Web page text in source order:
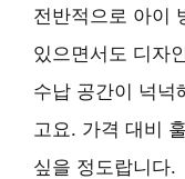
전반적으로 아이
있으면서도 디자
수납 공간이 넉넉
고요. 가격 대비
싶을 정도랍니다.